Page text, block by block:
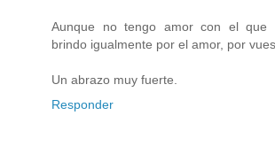
Aunque no tengo amor con el que
brindo igualmente por el amor, por
Un abrazo muy fuerte.
Responder